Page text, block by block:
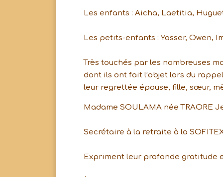
Les enfants : Aicha, Laetitia,
Les petits-enfants : Yasser, Owen,
Très touchés par les nombreuses
dont ils ont fait l’objet lors du
leur regrettée épouse, fille, sœur,
Madame SOULAMA née TRAORE
Secrétaire à la retraite à la
Expriment leur profonde gratitude